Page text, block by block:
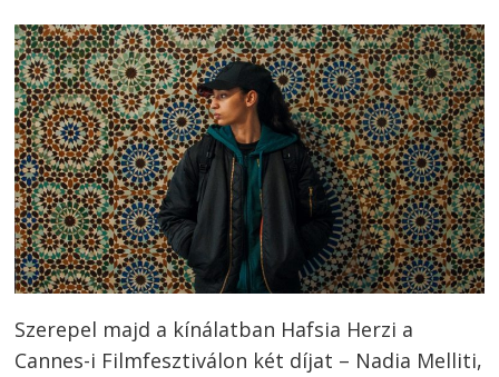
Szerepel majd a kínálatban Hafsia Herzi a
Cannes-i Filmfesztiválon két díjat – Nadia Melliti,